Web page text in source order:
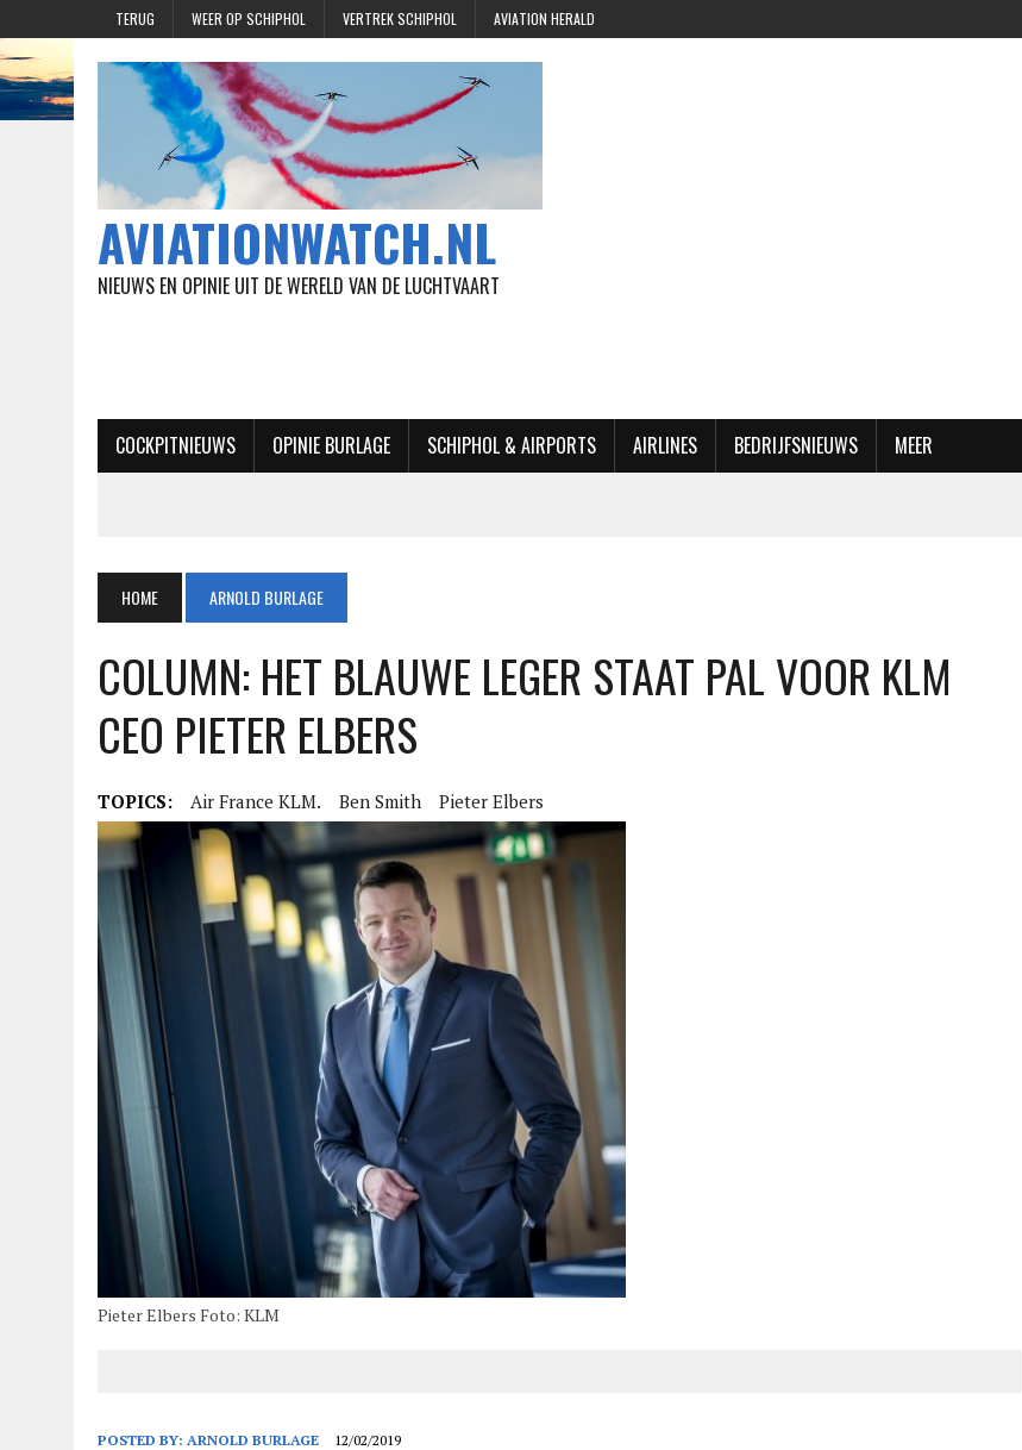
TERUG WEER OP SCHIPHOL VERTREK SCHIPHOL AVIATION HERALD
AVIATIONWATCH.NL
NIEUWS EN OPINIE UIT DE WERELD VAN DE LUCHTVAART
COCKPITNIEUWS OPINIE BURLAGE SCHIPHOL & AIRPORTS AIRLINES BEDRIJFSNIEUWS MEER
HOME ARNOLD BURLAGE
COLUMN: HET BLAUWE LEGER STAAT PAL VOOR KLM
CEO PIETER ELBERS
TOPICS: Air France KLM. Ben Smith Pieter Elbers
Pieter Elbers Foto: KLM
POSTED BY: ARNOLD BURLAGE 12/02/2019